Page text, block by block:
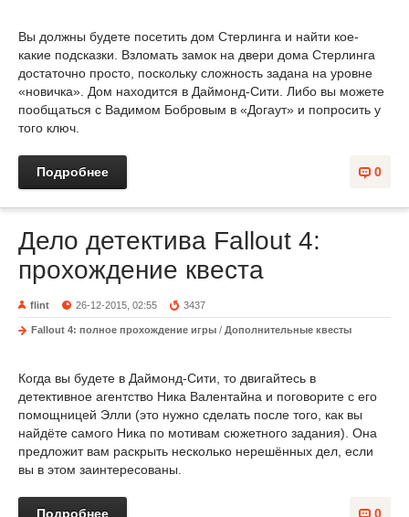
Вы должны будете посетить дом Стерлинга и найти кое-
какие подсказки. Взломать замок на двери дома Стерлинга
достаточно просто, поскольку сложность задана на уровне
«новичка». Дом находится в Даймонд-Сити. Либо вы можете
пообщаться с Вадимом Бобровым в «Догаут» и попросить у
того ключ.
0
Подробнее
Дело детектива Fallout 4:
прохождение квеста
flint 26-12-2015, 02:55 3437
Fallout 4: полное прохождение игры / Дополнительные квесты
Когда вы будете в Даймонд-Сити, то двигайтесь в
детективное агентство Ника Валентайна и поговорите с его
помощницей Элли (это нужно сделать после того, как вы
найдёте самого Ника по мотивам сюжетного задания). Она
предложит вам раскрыть несколько нерешённых дел, если
вы в этом заинтересованы.
0
Подробнее